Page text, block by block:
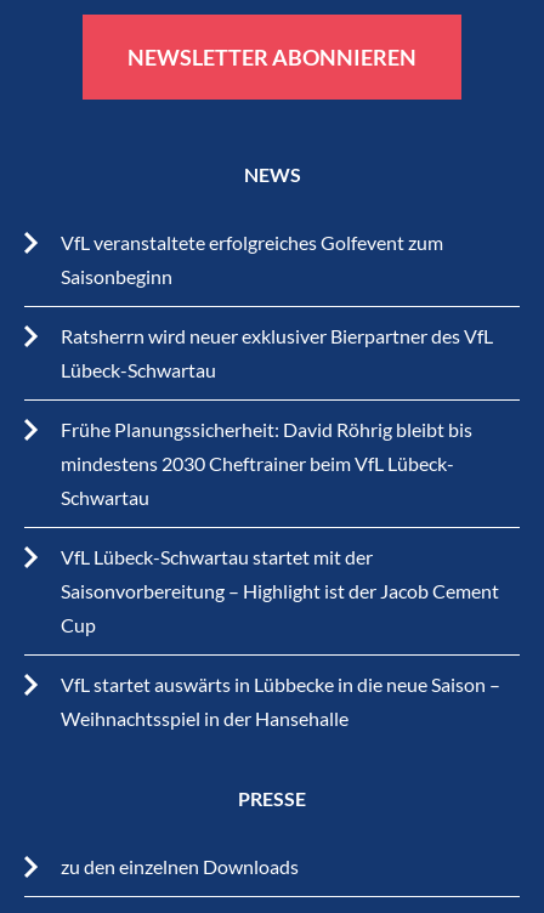
NEWSLETTER ABONNIEREN
NEWS
VfL veranstaltete erfolgreiches Golfevent zum
Saisonbeginn
Ratsherrn wird neuer exklusiver Bierpartner des VfL
Lübeck-Schwartau
Frühe Planungssicherheit: David Röhrig bleibt bis
mindestens 2030 Cheftrainer beim VfL Lübeck-
Schwartau
VfL Lübeck-Schwartau startet mit der
Saisonvorbereitung – Highlight ist der Jacob Cement
Cup
VfL startet auswärts in Lübbecke in die neue Saison –
Weihnachtsspiel in der Hansehalle
PRESSE
zu den einzelnen Downloads